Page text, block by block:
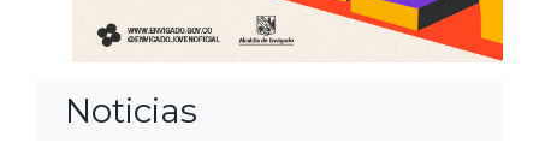
Noticias